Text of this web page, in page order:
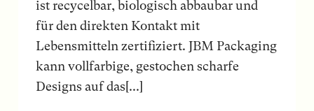
ist recycelbar, biologisch abbaubar und
für den direkten Kontakt mit
Lebensmitteln zertifiziert. JBM Packaging
kann vollfarbige, gestochen scharfe
Designs auf das[...]